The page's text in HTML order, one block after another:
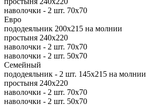
наволочки - 2 шт. 70х70
Евро
пододеяльник 200х215 на молнии
простыня 240х220
наволочки - 2 шт. 70х70
наволочки - 2 шт. 50х70
Семейный
пододеяльник - 2 шт. 145х215 на молнии
простыня 240х220
наволочки - 2 шт. 70х70
наволочки - 2 шт. 50х70